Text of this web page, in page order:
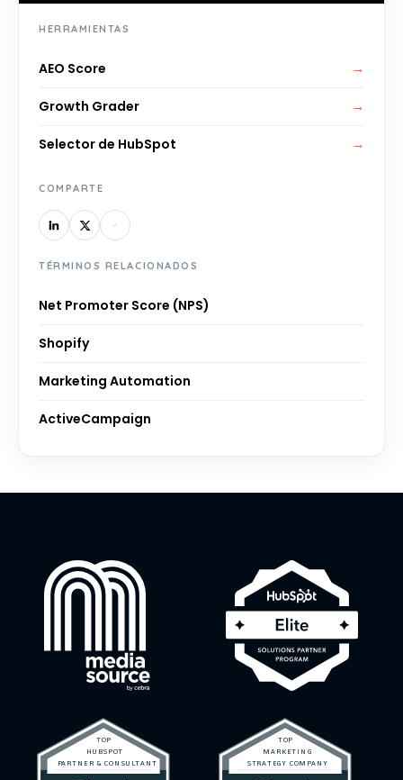
HERRAMIENTAS
AEO Score →
Growth Grader →
Selector de HubSpot →
COMPARTE
TÉRMINOS RELACIONADOS
Net Promoter Score (NPS)
Shopify
Marketing Automation
ActiveCampaign